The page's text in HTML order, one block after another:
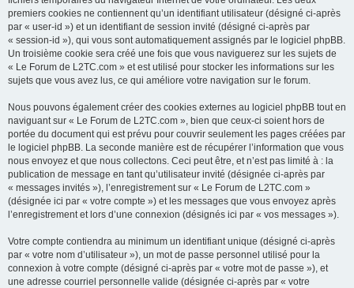
premiers cookies ne contiennent qu’un identifiant utilisateur (désigné ci-après
par « user-id ») et un identifiant de session invité (désigné ci-après par
« session-id »), qui vous sont automatiquement assignés par le logiciel phpBB.
Un troisième cookie sera créé une fois que vous naviguerez sur les sujets de
« Le Forum de L2TC.com » et est utilisé pour stocker les informations sur les
sujets que vous avez lus, ce qui améliore votre navigation sur le forum.
Nous pouvons également créer des cookies externes au logiciel phpBB tout en
naviguant sur « Le Forum de L2TC.com », bien que ceux-ci soient hors de
portée du document qui est prévu pour couvrir seulement les pages créées par
le logiciel phpBB. La seconde manière est de récupérer l’information que vous
nous envoyez et que nous collectons. Ceci peut être, et n’est pas limité à : la
publication de message en tant qu’utilisateur invité (désignée ci-après par
« messages invités »), l’enregistrement sur « Le Forum de L2TC.com »
(désignée ici par « votre compte ») et les messages que vous envoyez après
l’enregistrement et lors d’une connexion (désignés ici par « vos messages »).
Votre compte contiendra au minimum un identifiant unique (désigné ci-après
par « votre nom d’utilisateur »), un mot de passe personnel utilisé pour la
connexion à votre compte (désigné ci-après par « votre mot de passe »), et
une adresse courriel personnelle valide (désignée ci-après par « votre